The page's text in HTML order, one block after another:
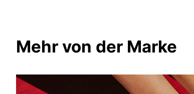
Mehr von der Marke